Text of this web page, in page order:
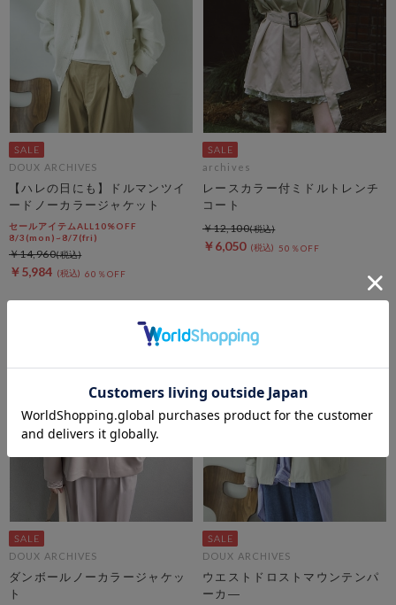
DOUX ARCHIVES
【ハレの日にも】ドルマンツイ
ードノーカラージャケット
セールアイテムALL10%OFF
8/3(mon)~8/7(fri)
￥5,984 60％OFF
￥14,960
archives
レースカラー付ミドルトレンチ
コート
￥6,050 50％OFF
￥12,100
DOUX ARCHIVES
ダンボールノーカラージャケッ
ト
DOUX ARCHIVES
ウエストドロストマウンテンパ
ーカ―